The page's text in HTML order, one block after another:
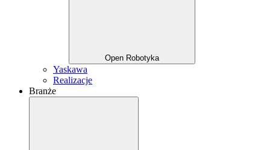
Open Robotyka
Yaskawa
Realizacje
Branże